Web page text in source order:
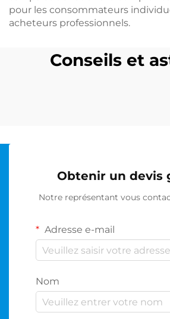
pour les consommateurs
acheteurs professionnels.
Conseils et
Obtenir un devis
Notre représentant vous
Adresse e-mail
Nom